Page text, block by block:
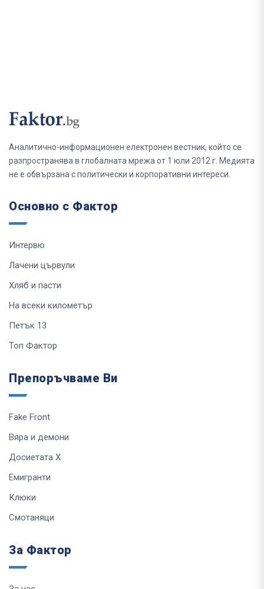
Аналитично-информационен електронен вестник, който се
разпространява в глобалната мрежа от 1 юли 2012 г. Медията
не е обвързана с политически и корпоративни интереси.
Основно с Фактор
Интервю
Лачени цървули
Хляб и пасти
На всеки километър
Петък 13
Топ Фактор
Препоръчваме Ви
Fake Front
Вяра и демони
Досиетата Х
Емигранти
Клюки
Смотаняци
За Фактор